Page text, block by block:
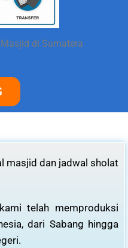
di Sumatera
masjid dan jadwal sholat
telah memproduksi
dari Sabang hingga